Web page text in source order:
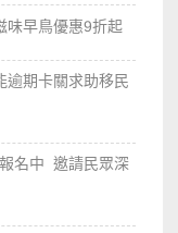
早鳥優惠9折起
期卡關求助移民
名中 邀請民眾深